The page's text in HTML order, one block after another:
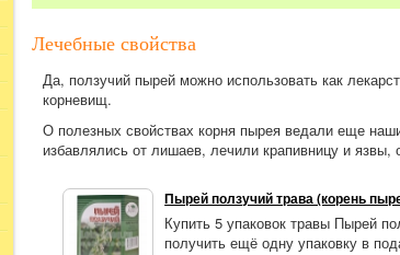
Лечебные свойства
Да, ползучий пырей можно использовать как
корневищ.
О полезных свойствах корня пырея ведали еще
избавлялись от лишаев, лечили крапивницу и
Пырей ползучий трава (корень
Купить 5 упаковок травы Пырей
получить ещё одну упаковку в